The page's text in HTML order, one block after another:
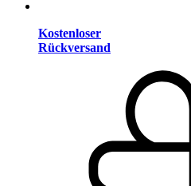
Kostenloser
Rückversand